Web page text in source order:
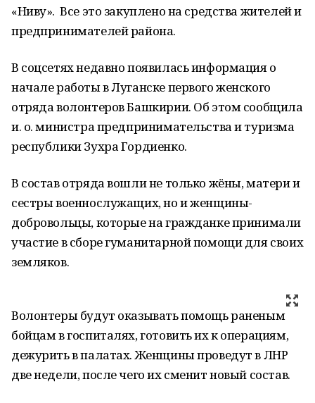
«Ниву». Все это закуплено на средства жителей и
предпринимателей района.
В соцсетях недавно появилась информация о
начале работы в Луганске первого женского
отряда волонтеров Башкирии. Об этом сообщила
и. о. министра предпринимательства и туризма
республики Зухра Гордиенко.
В состав отряда вошли не только жёны, матери и
сестры военнослужащих, но и женщины-
добровольцы, которые на гражданке принимали
участие в сборе гуманитарной помощи для своих
земляков.
Волонтеры будут оказывать помощь раненым
бойцам в госпиталях, готовить их к операциям,
дежурить в палатах. Женщины проведут в ЛНР
две недели, после чего их сменит новый состав.